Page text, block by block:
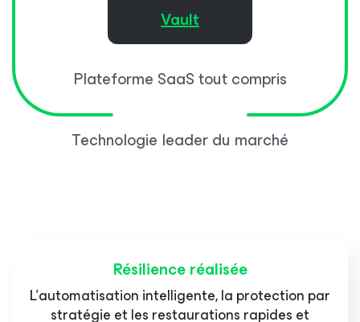
Vault
Technologie leader du marché
Plateforme SaaS tout compris
Résilience réalisée
L’automatisation intelligente, la protection par
stratégie et les restaurations rapides et